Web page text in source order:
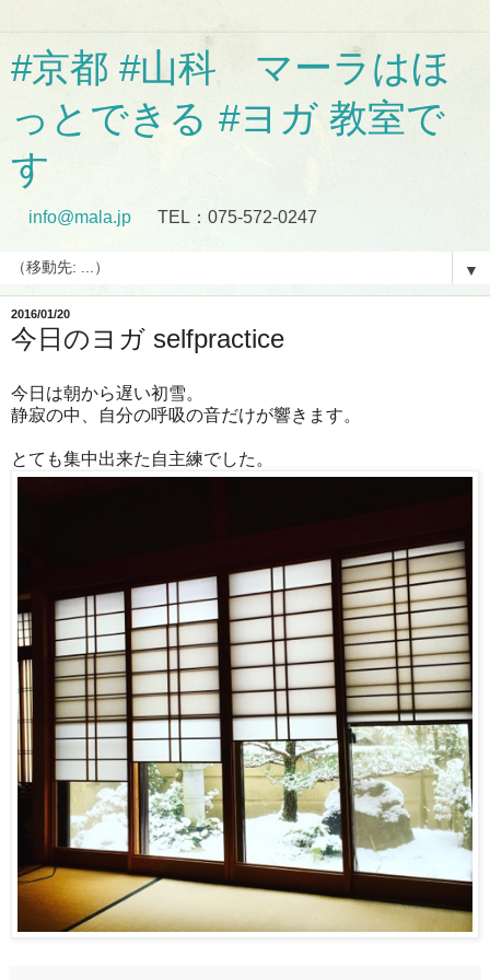
#京都 #山科 マーラはほ
っとできる #ヨガ 教室で
す
info@mala.jp TEL：075-572-0247
▼
2016/01/20
今日のヨガ selfpractice
今日は朝から遅い初雪。
静寂の中、自分の呼吸の音だけが響きます。
とても集中出来た自主練でした。